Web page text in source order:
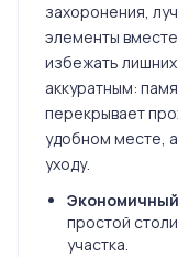
захоронения,
элементы
избежать
аккуратным:
перекрывает
удобном месте,
уходу.
простой
участка.